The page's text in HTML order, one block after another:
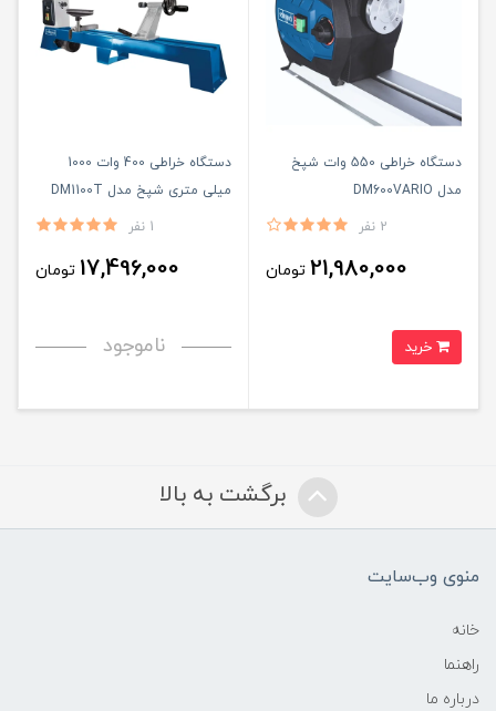
دستگاه خراطی 550 وات شپخ
مدل DM600VARIO
2 نفر
21,980,000 تومان
دستگاه خراطی 400 وات 1000
میلی متری شپخ مدل DM1100T
1 نفر
17,496,000 تومان
ناموجود
برگشت به بالا
منوی وب‌سایت
خانه
راهنما
درباره ما